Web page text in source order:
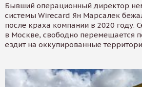
Бывший операционный директор
системы Wirecard Ян Марсалек
после краха компании в 2020 году.
в Москве, свободно перемещается
ездит на оккупированные